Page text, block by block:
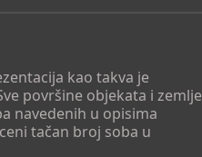
kao takva je
površine objekata i zemlje
navedenih u opisima
tačan broj soba u